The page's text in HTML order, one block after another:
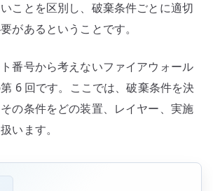
ことを区別し、破棄条件ごとに適切
があるということです。
番号から考えないファイアウォール
6 回です。ここでは、破棄条件を決
の条件をどの装置、レイヤー、実施
います。